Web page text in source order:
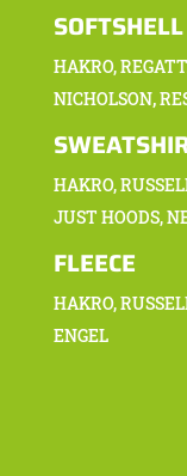
SOFTSHELL
HAKRO,
NICHOLSON,
HAKRO,
JUST HOODS,
FLEECE
HAKRO,
ENGEL